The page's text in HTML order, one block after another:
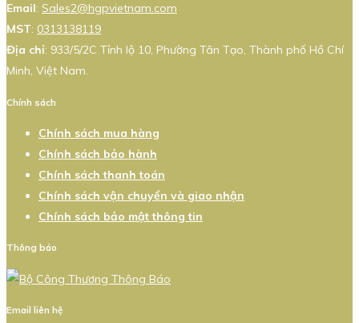
Email: Sales2@hgpvietnam.com
MST: 0313138119
Địa chỉ: 933/5/2C Tỉnh lộ 10, Phường Tân Tạo, Thành phố Hồ Chí
Minh, Việt Nam.
Chính sách
Chính sách mua hàng
Chính sách bảo hành
Chính sách thanh toán
Chính sách vận chuyển và giao nhận
Chính sách bảo mật thông tin
Thông báo
Email liên hệ